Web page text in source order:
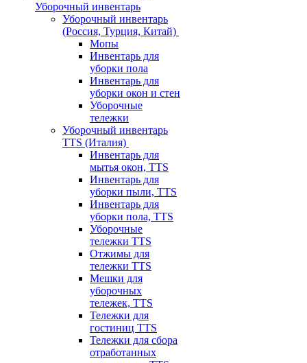
Уборочный инвентарь
Уборочный инвентарь
(Россия, Турция, Китай)
Мопы
Инвентарь для
уборки пола
Инвентарь для
уборки окон и стен
Уборочные
тележки
Уборочный инвентарь
TTS (Италия)
Инвентарь для
мытья окон, TTS
Инвентарь для
уборки пыли, TTS
Инвентарь для
уборки пола, TTS
Уборочные
тележки TTS
Отжимы для
тележки TTS
Мешки для
уборочных
тележек, TTS
Тележки для
гостиниц TTS
Тележки для сбора
отработанных